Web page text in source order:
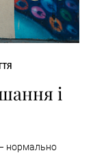
і
— нормально